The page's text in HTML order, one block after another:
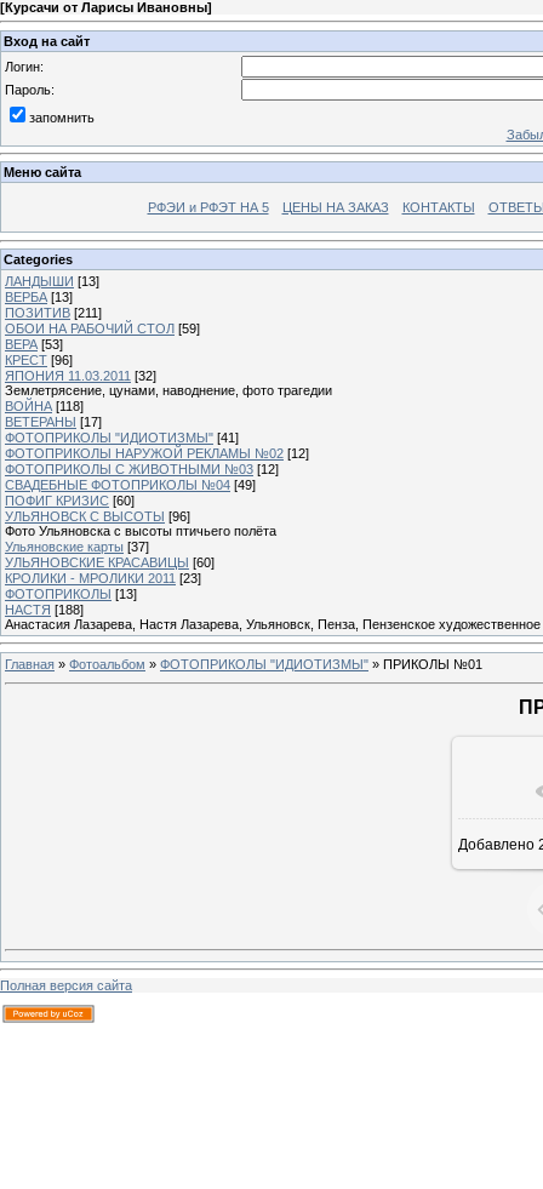
[Курсачи от Ларисы Ивановны]
Вход на сайт
Логин:
Пароль:
запомнить
Меню сайта
РФЭИ и РФЭТ НА 5 ЦЕНЫ НА ЗАКАЗ КОНТАКТЫ
Categories
ЛАНДЫШИ [13]
ВЕРБА [13]
ПОЗИТИВ [211]
ОБОИ НА РАБОЧИЙ СТОЛ [59]
ВЕРА [53]
КРЕСТ [96]
ЯПОНИЯ 11.03.2011 [32]
Землетрясение, цунами, наводнение, фото трагедии
ВОЙНА [118]
ВЕТЕРАНЫ [17]
ФОТОПРИКОЛЫ "ИДИОТИЗМЫ" [41]
ФОТОПРИКОЛЫ НАРУЖОЙ РЕКЛАМЫ №02 [12]
ФОТОПРИКОЛЫ С ЖИВОТНЫМИ №03 [12]
СВАДЕБНЫЕ ФОТОПРИКОЛЫ №04 [49]
ПОФИГ КРИЗИС [60]
УЛЬЯНОВСК С ВЫСОТЫ [96]
Фото Ульяновска с высоты птичьего полёта
Ульяновские карты [37]
УЛЬЯНОВСКИЕ КРАСАВИЦЫ [60]
КРОЛИКИ - МРОЛИКИ 2011 [23]
ФОТОПРИКОЛЫ [13]
НАСТЯ [188]
Анастасия Лазарева, Настя Лазарева, Ульяновск, Пенза, Пензенское
Главная » Фотоальбом » ФОТОПРИКОЛЫ "ИДИОТИЗМЫ" » ПРИКОЛЫ №01
В
Добавлено
Полная версия сайта